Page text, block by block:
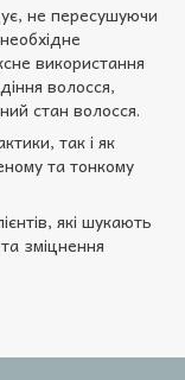
не пересушуючи
використання
волосся,
стан волосся.
так і як
та тонкому
які шукають
зміцнення